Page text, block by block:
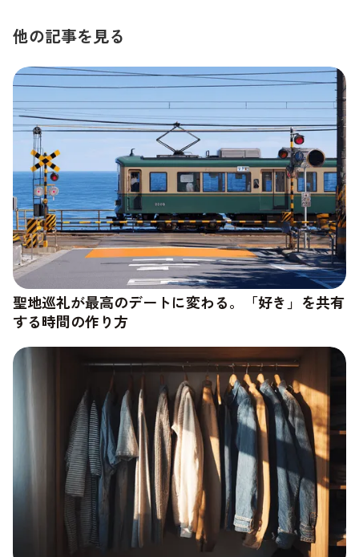
他の記事を見る
聖地巡礼が最高のデートに変わる。「好き」を共有
する時間の作り方